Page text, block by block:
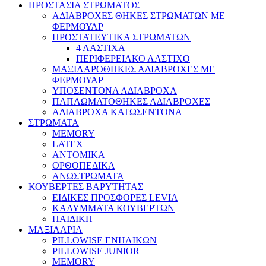
ΠΡΟΣΤΑΣΙΑ ΣΤΡΩΜΑΤΟΣ
ΑΔΙΑΒΡΟΧΕΣ ΘΗΚΕΣ ΣΤΡΩΜΑΤΩΝ ΜΕ
ΦΕΡΜΟΥΑΡ
ΠΡΟΣΤΑΤΕΥΤΙΚΑ ΣΤΡΩΜΑΤΩΝ
4 ΛΑΣΤΙΧΑ
ΠΕΡΙΦΕΡΕΙΑΚΟ ΛΑΣΤΙΧΟ
ΜΑΞΙΛΑΡΟΘΗΚΕΣ ΑΔΙΑΒΡΟΧΕΣ ΜΕ
ΦΕΡΜΟΥΑΡ
ΥΠΟΣΕΝΤΟΝΑ ΑΔΙΑΒΡΟΧΑ
ΠΑΠΛΩΜΑΤΟΘΗΚΕΣ ΑΔΙΑΒΡΟΧΕΣ
ΑΔΙΑΒΡΟΧΑ ΚΑΤΩΣΕΝΤΟΝΑ
ΣΤΡΩΜΑΤΑ
MEMORY
LATEX
ΑΝΤΟΜΙΚΑ
ΟΡΘΟΠΕΔΙΚΑ
ΑΝΩΣΤΡΩΜΑΤΑ
ΚΟΥΒΕΡΤΕΣ ΒΑΡΥΤΗΤΑΣ
ΕΙΔΙΚΕΣ ΠΡΟΣΦΟΡΕΣ LEVIA
ΚΑΛΥΜΜΑΤΑ ΚΟΥΒΕΡΤΩΝ
ΠΑΙΔΙΚΗ
ΜΑΞΙΛΑΡΙΑ
PILLOWISE ΕΝΗΛΙΚΩΝ
PILLOWISE JUNIOR
MEMORY